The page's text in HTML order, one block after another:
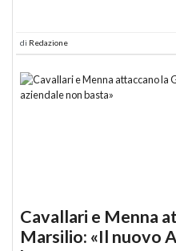
di Redazione
Cavallari e Menna
Marsilio: «Il nuovo